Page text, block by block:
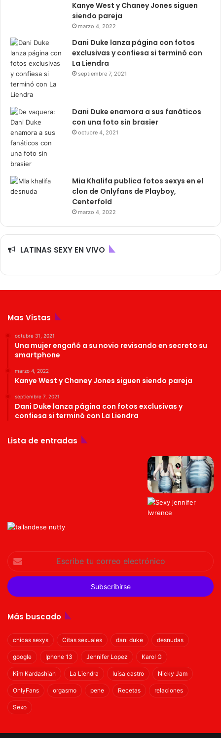
Kanye West y Chaney Jones siguen
siendo pareja
marzo 4, 2022
Dani Duke lanza página con fotos
exclusivas y confiesa si terminó con
La Liendra
septiembre 7, 2021
Dani Duke enamora a sus fanáticos
con una foto sin brasier
octubre 4, 2021
Mia Khalifa publica fotos sexys en el
clon de Onlyfans de Playboy,
Centerfold
marzo 4, 2022
LATINAS SEXY EN VIVO
Mas Vistas
octubre 31, 2021
Una mujer engañó a su novio revisando en secreto su
smartphone
marzo 4, 2022
Kanye West y Chaney Jones siguen siendo pareja
septiembre 7, 2021
Dani Duke lanza página con fotos exclusivas y
confiesa si terminó con La Liendra
Lista de entradas
Escribe
tu
correo
electrónico
Más buscado
chicas sexys Citas sexuales dani duke desnudas
google Iphone 13 Jennifer Lopez Karol G
Kim Kardashian La Liendra luisa castro Nicky Jam
OnlyFans orgasmo pene Recetas relaciones
Sexo